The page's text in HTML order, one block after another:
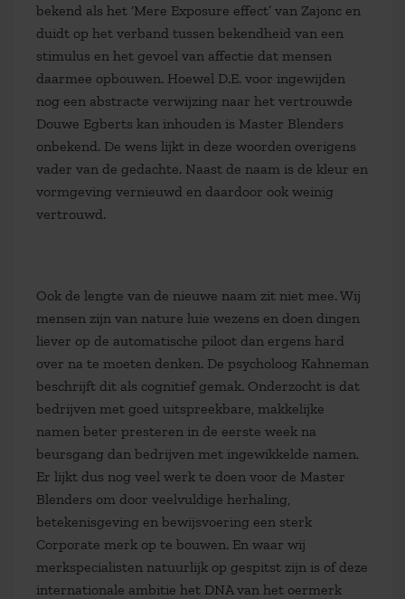
bekend als het ‘Mere Exposure effect’ van Zajonc en
duidt op het verband tussen bekendheid van een
stimulus en het gevoel van affectie dat mensen
daarmee opbouwen. Hoewel D.E. voor ingewijden
nog een abstracte verwijzing naar het vertrouwde
Douwe Egberts kan inhouden is Master Blenders
onbekend. De wens lijkt in deze woorden overigens
vader van de gedachte. Naast de naam is de kleur en
vormgeving vernieuwd en daardoor ook weinig
vertrouwd.
Ook de lengte van de nieuwe naam zit niet mee. Wij
mensen zijn van nature luie wezens en doen dingen
liever op de automatische piloot dan ergens hard
over na te moeten denken. De psycholoog Kahneman
beschrijft dit als cognitief gemak. Onderzocht is dat
bedrijven met goed uitspreekbare, makkelijke
namen beter presteren in de eerste week na
beursgang dan bedrijven met ingewikkelde namen.
Er lijkt dus nog veel werk te doen voor de Master
Blenders om door veelvuldige herhaling,
betekenisgeving en bewijsvoering een sterk
Corporate merk op te bouwen. En waar wij
merkspecialisten natuurlijk op gespitst zijn is of deze
internationale ambitie het DNA van het oermerk